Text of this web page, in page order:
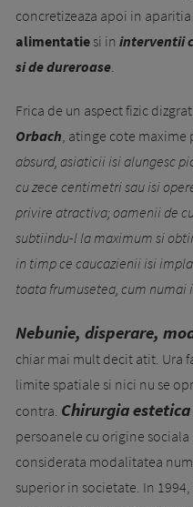
concretizeaza apoi in aparitia
alimentatiesi in interventii
si de dureroase
Frica de un aspect fizic
Orbach , atinge cote
absurd, asiaticii isi alungesc
cu zece centimetri sau isi
privire atractiva; oamenii de
subtiindu-l la maximum si
in timp ce caucazienii isi
toata frumusetea, cum numai
Nebunie, disperare,
chiar mai mult decit atit. Ura
limite spatiale si nici nu se
contra. Chirurgia estetica
persoanele cu origine
considerata modalitatea
superior in societate. In